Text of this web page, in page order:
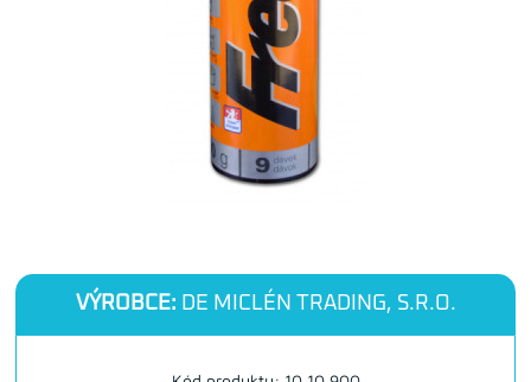
VÝROBCE: DE MICLÉN TRADING, S.R.O.